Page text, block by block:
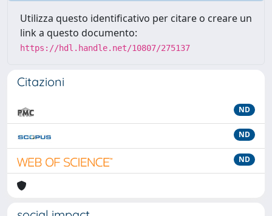
Utilizza questo identificativo per citare o creare un
link a questo documento:
https://hdl.handle.net/10807/275137
Citazioni
ND
ND
ND